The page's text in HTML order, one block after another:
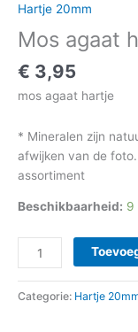
Hartje 20mm
Mos agaat
€ 3,95
mos agaat hartje
* Mineralen zijn
afwijken van de
assortiment
Beschikbaarheid: 9
Categorie: Hartje